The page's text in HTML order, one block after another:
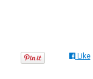
Like